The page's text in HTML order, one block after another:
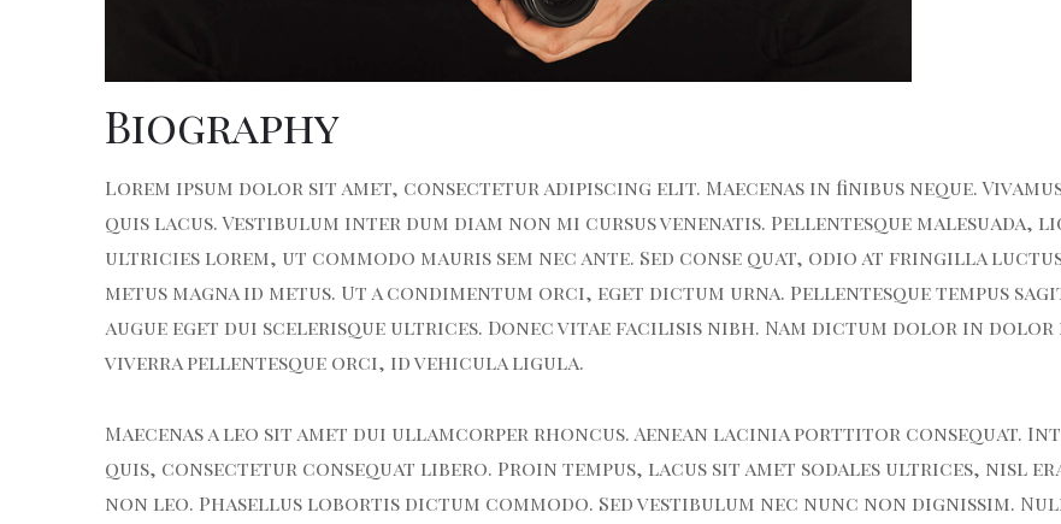
Biography
Lorem ipsum dolor sit amet, consectetur adipiscing elit. Maecenas in finibus neque.
quis lacus. Vestibulum inter dum diam non mi cursus venenatis. Pellentesque malesuada,
ultricies lorem, ut commodo mauris sem nec ante. Sed conse quat, odio at fringilla
metus magna id metus. Ut a condimentum orci, eget dictum urna. Pellentesque tempus
augue eget dui scelerisque ultrices. Donec vitae facilisis nibh. Nam dictum dolor in dolor
viverra pellentesque orci, id vehicula ligula.
Maecenas a leo sit amet dui ullamcorper rhoncus. Aenean lacinia porttitor consequat.
quis, consectetur consequat libero. Proin tempus, lacus sit amet sodales ultrices, nisl
non leo. Phasellus lobortis dictum commodo. Sed vestibulum nec nunc non dignissim.